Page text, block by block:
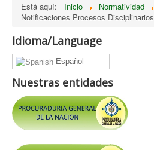
Normatividad
Nosotros
Presupuesto
Politicas, Planes, Proyectos
Tramites y Servicios
Contratación
Está aquí: Inicio
Normatividad
Notificaciones Procesos Disciplinarios
Idioma/Language
Español
Nuestras entidades